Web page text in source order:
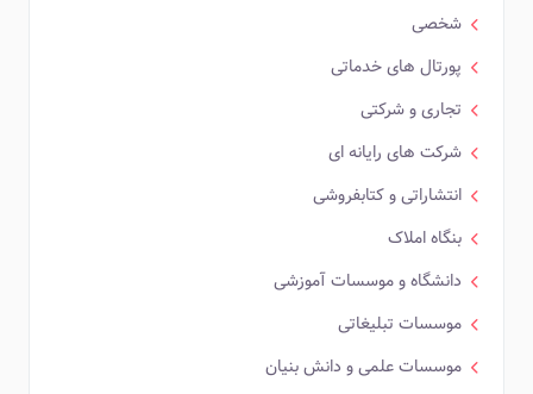
شخصی
پورتال های خدماتی
تجاری و شرکتی
شرکت های رایانه ای
انتشاراتی و کتابفروشی
بنگاه املاک
دانشگاه و موسسات آموزشی
موسسات تبلیغاتی
موسسات علمی و دانش بنیان